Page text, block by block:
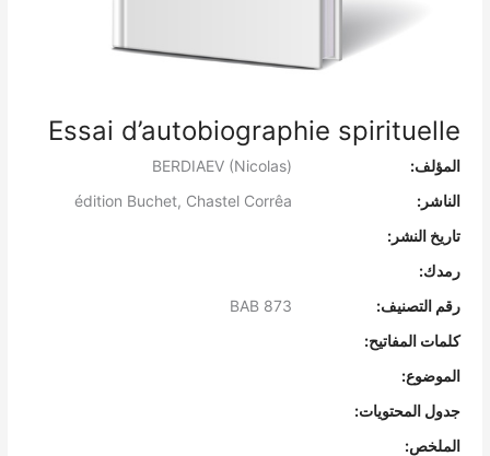
Essai d’autobiographie spirituelle
المؤلف:
الناشر:
تاريخ النشر:
رمدك:
رقم التصنيف:
كلمات المفاتيح:
الموضوع:
جدول المحتويات:
الملخص: